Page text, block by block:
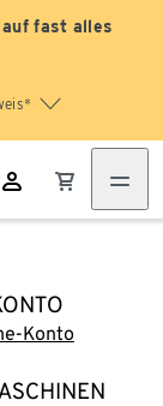
auf fast alles
Konto